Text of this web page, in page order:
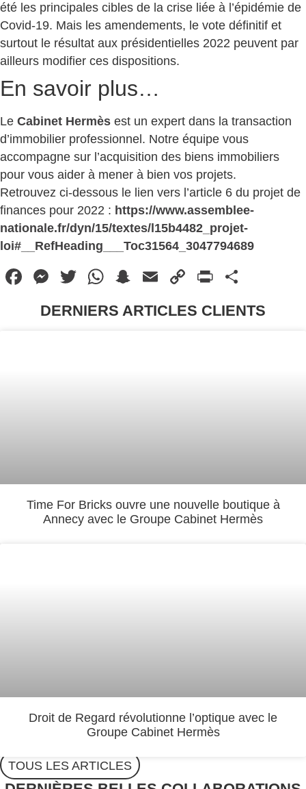
été les principales cibles de la crise liée à l’épidémie de
Covid-19. Mais les amendements, le vote définitif et
surtout le résultat aux présidentielles 2022 peuvent par
ailleurs modifier ces dispositions.
En savoir plus…
Le Cabinet Hermès est un expert dans la transaction
d’immobilier professionnel. Notre équipe vous
accompagne sur l’acquisition des biens immobiliers
pour vous aider à mener à bien vos projets.
Retrouvez ci-dessous le lien vers l’article 6 du projet de
finances pour 2022 : https://www.assemblee-
nationale.fr/dyn/15/textes/l15b4482_projet-
loi#__RefHeading___Toc31564_3047794689
Facebook
Messenger
Twitter
WhatsApp
Snapchat
EmailCopy
Link
DERNIERS ARTICLES CLIENTS
Time For Bricks ouvre une nouvelle boutique à
Annecy avec le Groupe Cabinet Hermès
Droit de Regard révolutionne l’optique avec le
Groupe Cabinet Hermès
TOUS LES ARTICLES